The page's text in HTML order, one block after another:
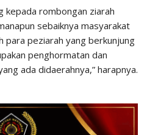
kepada rombongan ziarah
sebaiknya masyarakat
para peziarah yang berkunjung
penghormatan dan
ada didaerahnya,” harapnya.